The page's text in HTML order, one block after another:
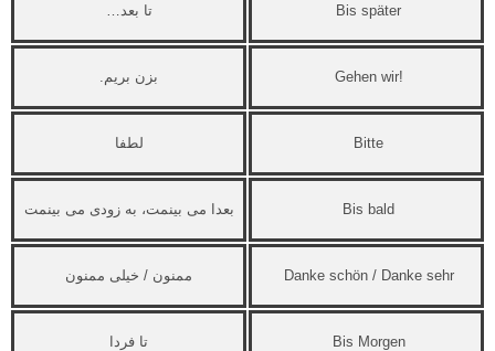
Bis später تا بعد…
Gehen wir! بزن بریم.
Bitte لطفا
Bis bald بعدا می بینمت، به زودی می بینمت
Danke schön / Danke sehr ممنون / خیلی ممنون
Bis Morgen تا فردا